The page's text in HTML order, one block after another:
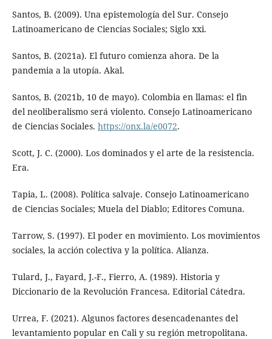
Santos, B. (2009). Una epistemología del Sur. Consejo
Latinoamericano de Ciencias Sociales; Siglo xxi.
Santos, B. (2021a). El futuro comienza ahora. De la
pandemia a la utopía. Akal.
Santos, B. (2021b, 10 de mayo). Colombia en llamas: el fin
del neoliberalismo será violento. Consejo Latinoamericano
de Ciencias Sociales. https://onx.la/e0072.
Scott, J. C. (2000). Los dominados y el arte de la resistencia.
Era.
Tapia, L. (2008). Política salvaje. Consejo Latinoamericano
de Ciencias Sociales; Muela del Diablo; Editores Comuna.
Tarrow, S. (1997). El poder en movimiento. Los movimientos
sociales, la acción colectiva y la política. Alianza.
Tulard, J., Fayard, J.-F., Fierro, A. (1989). Historia y
Diccionario de la Revolución Francesa. Editorial Cátedra.
Urrea, F. (2021). Algunos factores desencadenantes del
levantamiento popular en Cali y su región metropolitana.